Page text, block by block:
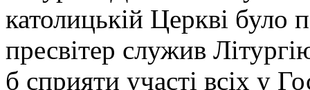
католицькій Церкві було
пресвітер служив
б сприяти участі всіх у